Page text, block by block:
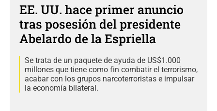
EE. UU. hace primer anuncio
tras posesión del presidente
Abelardo de la Espriella
Se trata de un paquete de ayuda de US$1.000
millones que tiene como fin combatir el terrorismo,
acabar con los grupos narcoterroristas e impulsar
la economía bilateral.